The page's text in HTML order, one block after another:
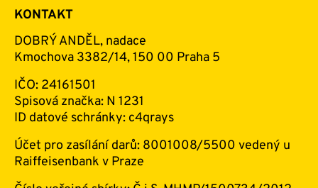
KONTAKT
DOBRÝ ANDĚL, nadace
Kmochova 3382/14, 150 00 Praha 5
IČO: 24161501
Spisová značka: N 1231
ID datové schránky: c4qrays
Účet pro zasílání darů: 8001008/5500 vedený u
Raiffeisenbank v Praze